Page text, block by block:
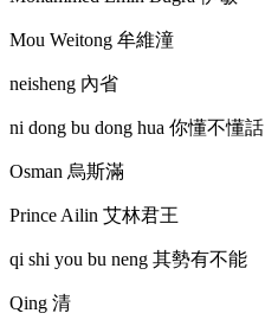
Mou Weitong 牟維潼
neisheng 內省
ni dong bu dong hua 你懂不懂話
Osman 烏斯滿
Prince Ailin 艾林君王
qi shi you bu neng 其勢有不能
Qing 清